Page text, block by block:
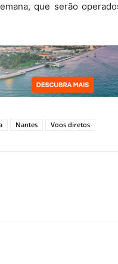
que serão
Nantes Voos diretos